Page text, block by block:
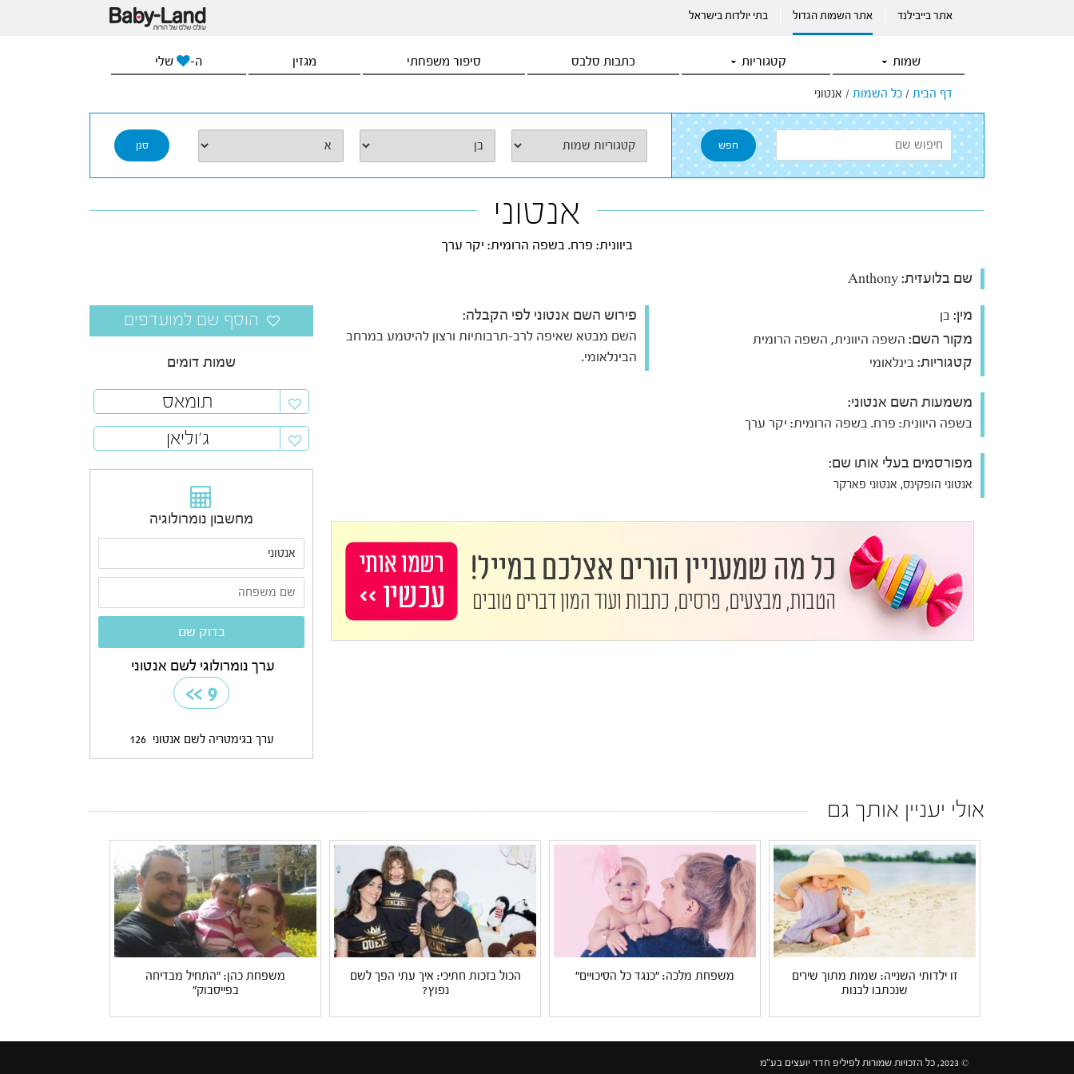
אתר בייבילנד אתר השמות הגדול בתי יולדות בישראל
שמות קטגוריות כתבות סלבס סיפור משפחתי מגזין ה- שלי
דף הבית / כל השמות / אנטוני
אנטוני
ביוונית: פרח. בשפה הרומית: יקר ערך
שם בלועזית:
מין: בן
מקור השם: השפה היוונית, השפה הרומית
קטגוריות: בינלאומי
משמעות השם אנטוני:
בשפה היוונית: פרח. בשפה הרומית: יקר ערך
מפורסמים בעלי אותו שם:
אנטוני הופקינס, אנטוני פארקר
פירוש השם אנטוני לפי הקבלה:
השם מבטא שאיפה לרב-תרבותיות ורצון להיטמע במרחב
הבינלאומי.
שמות דומים
תומאס
ג'וליאן
מחשבון נומרולוגיה
ערך נומרולוגי לשם אנטוני
9
>>
ערך בגימטריה לשם אנטוני 126
אולי יעניין אותך גם
זו ילדותי השנייה: שמות מתוך שירים
שנכתבו לבנות
משפחת מלכה: "כנגד כל הסיכויים"
הכול בזכות חתיכי: איך עתי הפך לשם
נפוץ?
משפחת כהן: "התחיל מבדיחה
בפייסבוק"
© 2023, כל הזכויות שמורות לפיליפ חדד יועצים בע"מ